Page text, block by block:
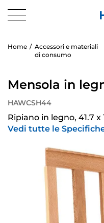
Home
Accessori e materiali
di consumo
Mensola in
HAWCSH44
Ripiano in legno, 41.7 x
Vedi tutte le